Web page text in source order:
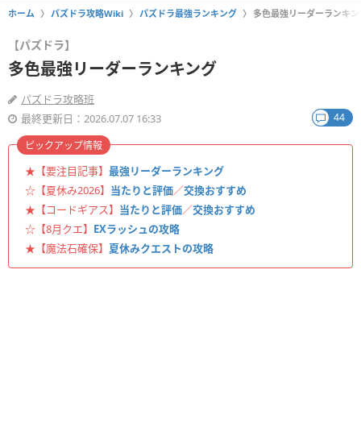
ホーム パズドラ攻略Wiki パズドラ最強ランキング 多色最強リーダーランキ
【パズドラ】
多色最強リーダーランキング
パズドラ攻略班
最終更新日：2026.07.07 16:33
44
★【要注目記事】 最強リーダーランキング
☆【夏休み2026】 当たりと評価／交換おすすめ
★【コードギアス】 当たりと評価／交換おすすめ
☆【8月クエ】 EXラッシュの攻略
★【魔法石確保】 夏休みクエストの攻略
ピックアップ情報